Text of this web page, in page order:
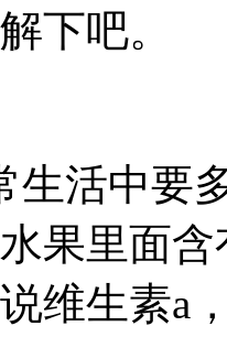
下吧。
生活中要
果里面
维生素a